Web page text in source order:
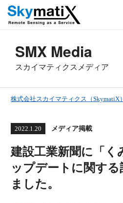
SMX Media
スカイマティクスメディア
株式会社スカイマティクス（SkymatiX
2022.1.20 メディア掲載
建設工業新聞に「く
ップデートに関す
ました。